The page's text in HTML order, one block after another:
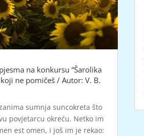
na konkursu “Šarolika
koji ne pomičeš / Autor: V. B.
sumnja suncokreta što
povjetarcu okreću. Netko im
est omen, i još im je rekao: